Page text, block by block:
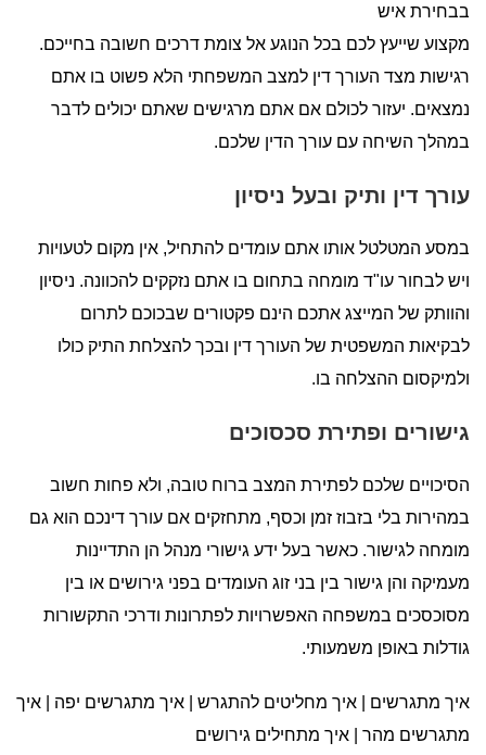
בבחירת איש
מקצוע שייעץ לכם בכל הנוגע אל צומת דרכים חשובה בחייכם.
רגישות מצד העורך דין למצב המשפחתי הלא פשוט בו אתם
נמצאים. יעזור לכולם אם אתם מרגישים שאתם יכולים לדבר
במהלך השיחה עם עורך הדין שלכם.
עורך דין ותיק ובעל ניסיון
במסע המטלטל אותו אתם עומדים להתחיל, אין מקום לטעויות
ויש לבחור עו"ד מומחה בתחום בו אתם נזקקים להכוונה. ניסיון
והוותק של המייצג אתכם הינם פקטורים שבכוכם לתרום
לבקיאות המשפטית של העורך דין ובכך להצלחת התיק כולו
ולמיקסום ההצלחה בו.
גישורים ופתירת סכסוכים
הסיכויים שלכם לפתירת המצב ברוח טובה, ולא פחות חשוב
במהירות בלי בזבוז זמן וכסף, מתחזקים אם עורך דינכם הוא גם
מומחה לגישור. כאשר בעל ידע גישורי מנהל הן התדיינות
מעמיקה והן גישור בין בני זוג העומדים בפני גירושים או בין
מסוכסכים במשפחה האפשרויות לפתרונות ודרכי התקשורות
גודלות באופן משמעותי.
איך מתגרשים | איך מחליטים להתגרש | איך מתגרשים יפה | איך
מתגרשים מהר | איך מתחילים גירושים